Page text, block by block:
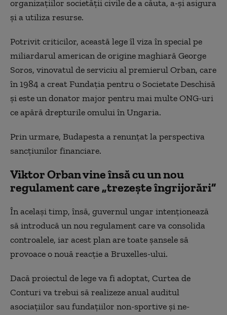
organizaţiilor societăţii civile de a căuta, a-şi asigura
şi a utiliza resurse.
Potrivit criticilor, această lege îl viza în special pe
miliardarul american de origine maghiară George
Soros, vinovatul de serviciu al premierul Orban, care
în 1984 a creat Fundaţia pentru o Societate Deschisă
şi este un donator major pentru mai multe ONG-uri
ce apără drepturile omului în Ungaria.
Prin urmare, Budapesta a renunţat la perspectiva
sancţiunilor financiare.
Viktor Orban vine însă cu un nou
regulament care „trezeşte îngrijorări”
În acelaşi timp, însă, guvernul ungar intenţionează
să introducă un nou regulament care va consolida
controalele, iar acest plan are toate șansele să
provoace o nouă reacție a Bruxelles-ului.
Dacă proiectul de lege va fi adoptat, Curtea de
Conturi va trebui să realizeze anual auditul
asociaţiilor sau fundaţiilor non-sportive şi ne-